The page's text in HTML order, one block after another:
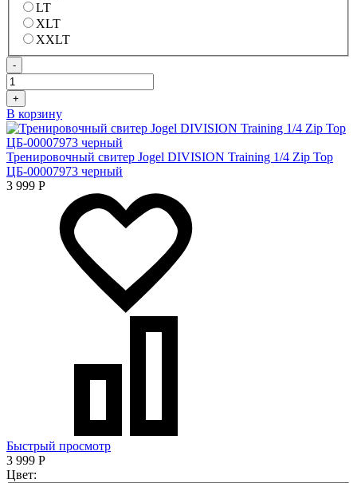
LT
XLT
XXLT
-
+
В корзину
Тренировочный свитер Jogel DIVISION Training 1/4 Zip Top
ЦБ-00007973 черный
3 999 Р
Быстрый просмотр
3 999 Р
Цвет: